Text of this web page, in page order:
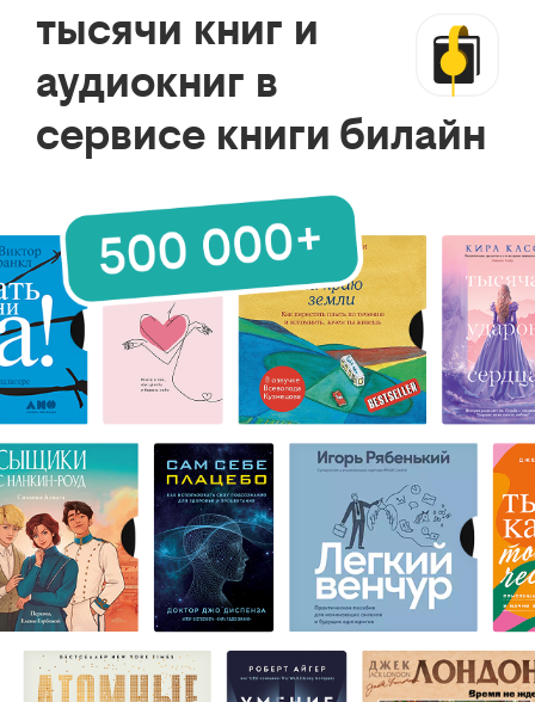
тысячи книг и
аудиокниг в
сервисе книги билайн